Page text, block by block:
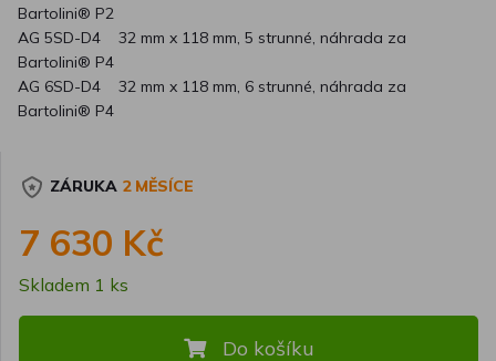
Bartolini® P2
AG 5SD-D4 32 mm x 118 mm, 5 strunné, náhrada za
Bartolini® P4
AG 6SD-D4 32 mm x 118 mm, 6 strunné, náhrada za
Bartolini® P4
ZÁRUKA 2 MĚSÍCE
7 630 Kč
Skladem 1 ks
Do košíku